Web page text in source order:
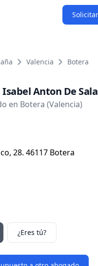
Valencia Botera
Anton De
en Botera (Valencia)
28. 46117 Botera
¿Eres tú?